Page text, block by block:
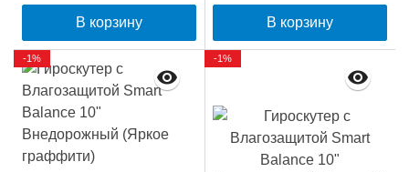
В корзину В корзину
-1% -1%